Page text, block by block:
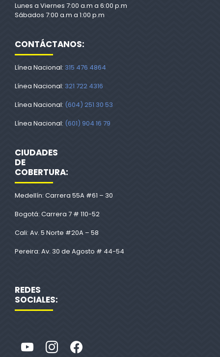
Lunes a Viernes 7:00 a.m a 6:00 p.m
Sábados 7:00 a.m a 1:00 p.m
CONTÁCTANOS:
Línea Nacional: 315 476 4864
Línea Nacional: 321 722 4316
Línea Nacional: (604) 251 30 53
Línea Nacional: (601) 904 16 79
CIUDADES
DE
COBERTURA:
Medellín: Carrera 55A #61 – 30
Bogotá: Carrera 7 # 110-52
Cali: Av. 5 Norte #20A – 58
Pereira: Av. 30 de Agosto # 44-54
REDES
SOCIALES: